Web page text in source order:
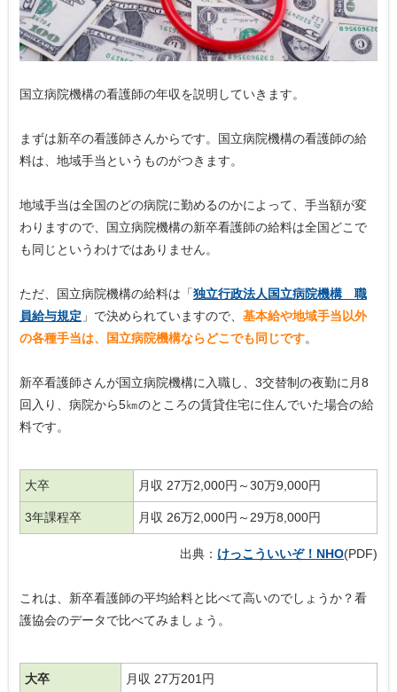
国立病院機構の看護師の年収を説明していきます。
まずは新卒の看護師さんからです。国立病院機構の看護師の給
料は、地域手当というものがつきます。
地域手当は全国のどの病院に勤めるのかによって、手当額が変
わりますので、国立病院機構の新卒看護師の給料は全国どこで
も同じというわけではありません。
ただ、国立病院機構の給料は「独立行政法人国立病院機構 職
員給与規定 」で決められていますので、 基本給や地域手当以外
の各種手当は、国立病院機構ならどこでも同じです。
新卒看護師さんが国立病院機構に入職し、3交替制の夜勤に月8
回入り、病院から5㎞のところの賃貸住宅に住んでいた場合の給
料です。
大卒 月収 27万2,000円～30万9,000円
3年課程卒 月収 26万2,000円～29万8,000円
出典： けっこういいぞ！NHO(PDF)
これは、新卒看護師の平均給料と比べて高いのでしょうか？看
護協会のデータで比べてみましょう。
大卒 月収 27万201円